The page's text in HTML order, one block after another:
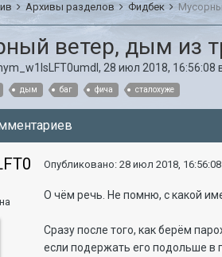
Архивы разделов Фидбек
ветер, дым из
, 28 июл 2018, 16:56:08
дым баг фича сталохуже
Опубликовано:28 июл 2018, 16:56:08
О чём речь. Не помню, с какой
Сразу после того, как берём
если подержать его подольше в